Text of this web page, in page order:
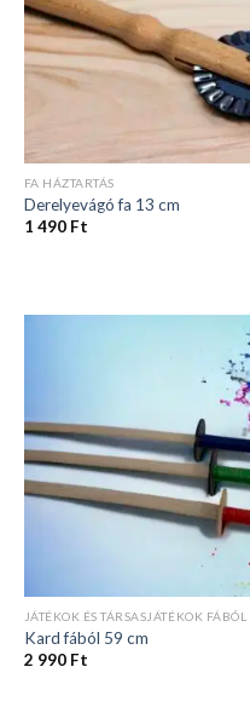
FA HÁZTARTÁS
Derelyevágó fa 13 cm
1 490 Ft
JÁTÉKOK ÉS TÁRSASJÁTÉKOK FÁBÓL
Kard fából 59 cm
2 990 Ft